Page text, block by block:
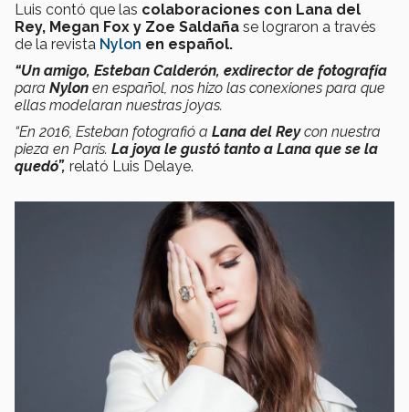
Luis contó que las colaboraciones con Lana del
Rey, Megan Fox y Zoe Saldaña se lograron a través
de la revista Nylon en español.
“Un amigo, Esteban Calderón, exdirector de fotografía
para Nylon en español, nos hizo las conexiones para que
ellas modelaran nuestras joyas.
“En 2016, Esteban fotografió a Lana del Reycon nuestra
pieza en París. La joya le gustó tanto a Lana que se la
quedó”, relató Luis Delaye.